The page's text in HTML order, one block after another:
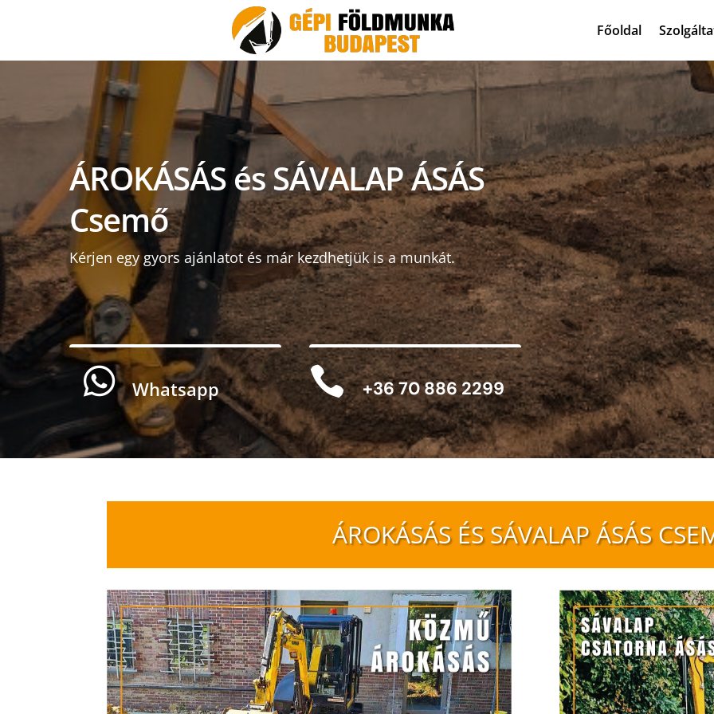
Főoldal
ÁROKÁSÁS és SÁVALAP ÁSÁS
Csemő
Kérjen egy gyors ajánlatot és már kezdhetjük is a munkát.
 Whatsapp  +36 70 886 2299
ÁROKÁSÁS ÉS SÁVALAP ÁSÁS